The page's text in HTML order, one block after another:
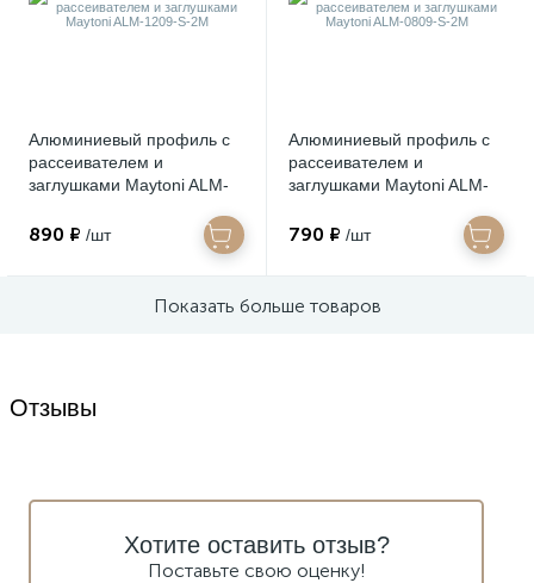
Алюминиевый профиль с
рассеивателем и
заглушками Maytoni ALM-
890 ₽ /шт
Алюминиевый профиль с
рассеивателем и
заглушками Maytoni ALM-
790 ₽ /шт
Показать больше товаров
Отзывы
Хотите оставить отзыв?
Поставьте свою оценку!